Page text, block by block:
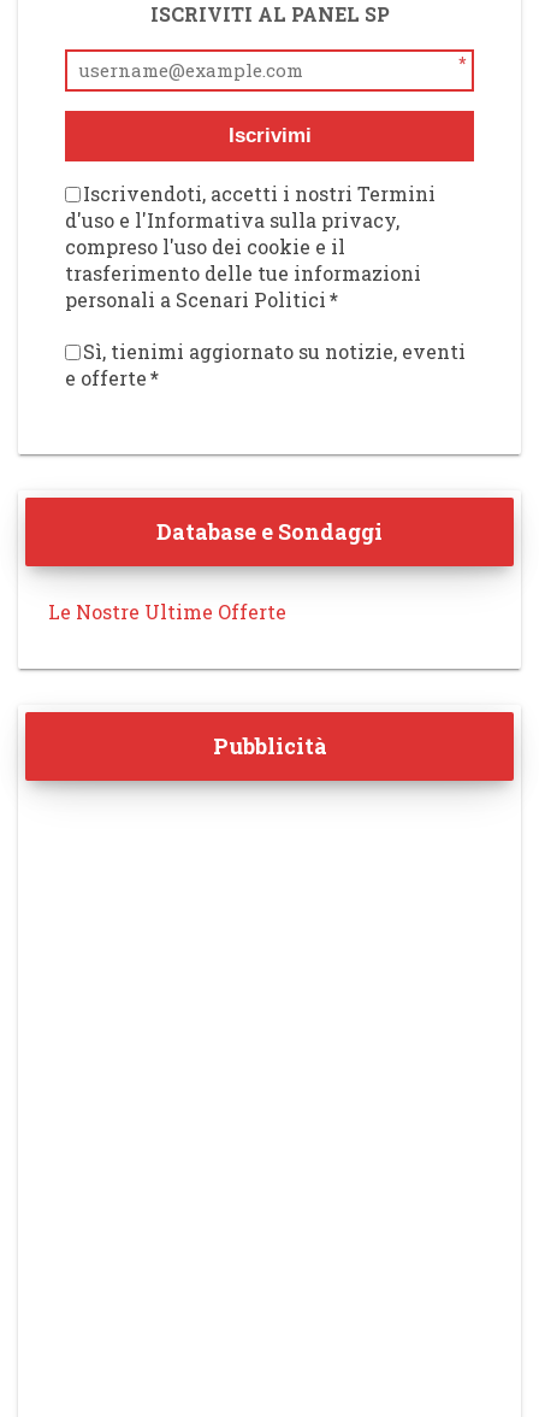
ISCRIVITI AL PANEL SP
*
Iscrivimi
Iscrivendoti, accetti i nostri Termini
d'uso e l'Informativa sulla privacy,
compreso l'uso dei cookie e il
trasferimento delle tue informazioni
personali a Scenari Politici*
Sì, tienimi aggiornato su notizie, eventi
e offerte*
Database e Sondaggi
Le Nostre Ultime Offerte
Pubblicità